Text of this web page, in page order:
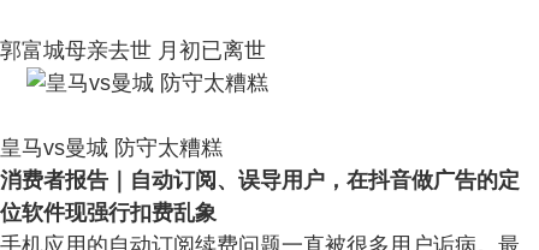
郭富城母亲去世 月初已离世
皇马vs曼城 防守太糟糕
消费者报告｜自动订阅、误导用户，在抖音做广告的定
位软件现强行扣费乱象
手机应用的自动订阅续费问题一直被很多用户诟病。最